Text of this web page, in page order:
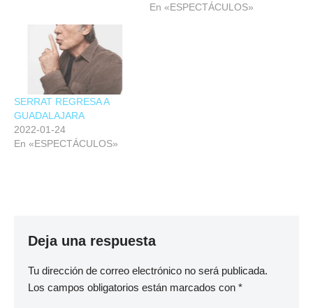
En «ESPECTÁCULOS»
SERRAT REGRESA A
GUADALAJARA
2022-01-24
En «ESPECTÁCULOS»
Deja una respuesta
Tu dirección de correo electrónico no será publicada.
Los campos obligatorios están marcados con *